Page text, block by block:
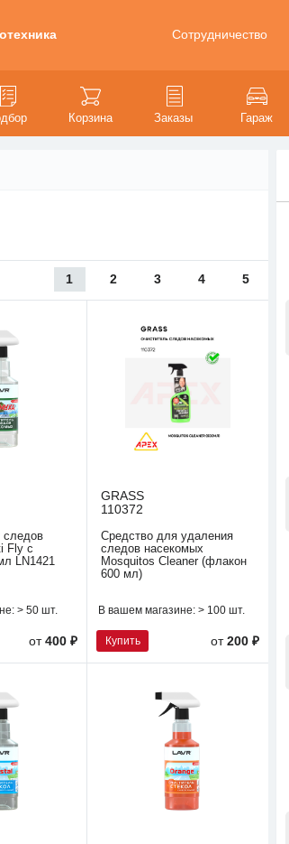
Сотрудничество
Корзина Заказы Гараж
1 2 3 4 5
следов
Fly с
LN1421
> 50 шт.
от400 ₽
GRASS
110372
Средство для удаления
следов насекомых
Mosquitos Cleaner (флакон
600 мл)
В вашем магазине: > 100 шт.
Купить от 200 ₽